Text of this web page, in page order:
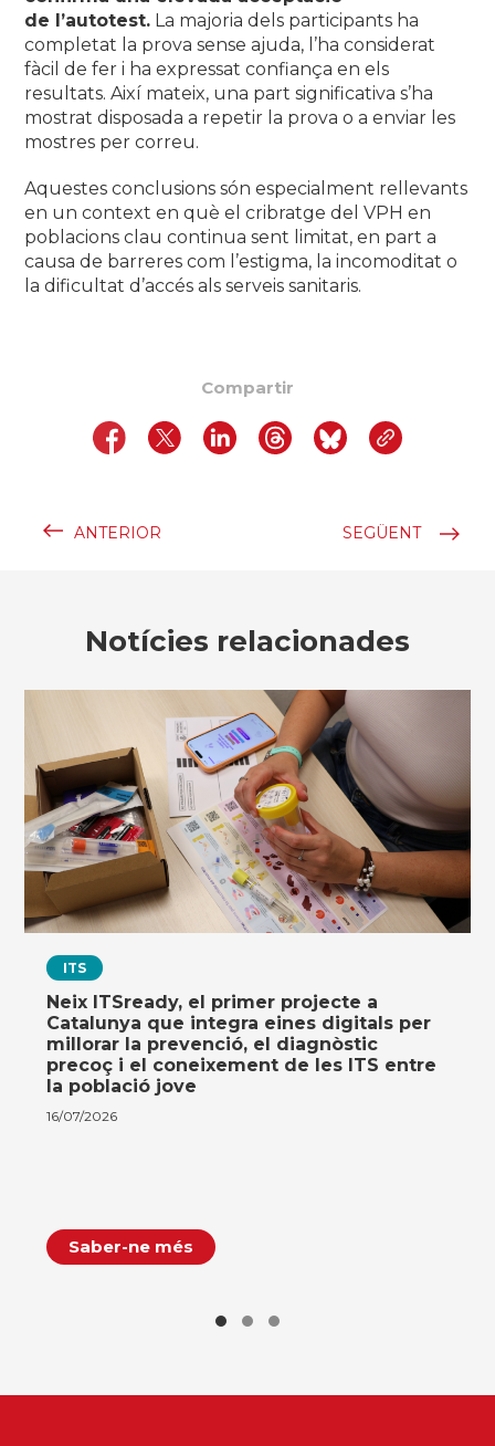
de l’autotest. La majoria dels participants ha
completat la prova sense ajuda, l’ha considerat
fàcil de fer i ha expressat confiança en els
resultats. Així mateix, una part significativa s’ha
mostrat disposada a repetir la prova o a enviar les
mostres per correu.
Aquestes conclusions són especialment rellevants
en un context en què el cribratge del VPH en
poblacions clau continua sent limitat, en part a
causa de barreres com l’estigma, la incomoditat o
la dificultat d’accés als serveis sanitaris.
Compartir
ANTERIOR SEGÜENT
Notícies relacionades
ITS
Neix ITSready, el primer projecte a
Catalunya que integra eines digitals per
millorar la prevenció, el diagnòstic
precoç i el coneixement de les ITS entre
la població jove
16/07/2026
Saber-ne més